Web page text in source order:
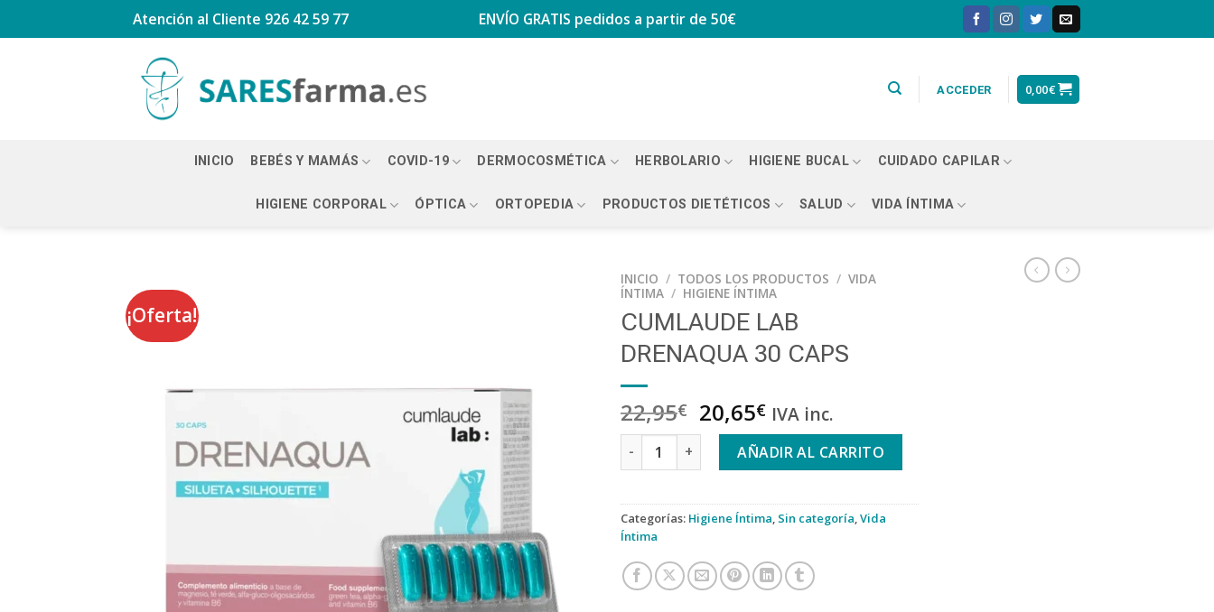
Atención al Cliente 926 42 59 77 ENVÍO GRATIS pedidos a partir de 50€
ACCEDER 0,00€
INICIO BEBÉS Y MAMÁS COVID-19 DERMOCOSMÉTICA HERBOLARIO HIGIENE BUCAL CUIDADO CAPILAR
HIGIENE CORPORAL ÓPTICA ORTOPEDIA PRODUCTOS DIETÉTICOS SALUD VIDA ÍNTIMA
¡Oferta!
INICIO / TODOS LOS PRODUCTOS / VIDA
ÍNTIMA / HIGIENE ÍNTIMA
CUMLAUDE LAB
DRENAQUA 30 CAPS
22,95€ 20,65€ IVA inc.
CUMLAUDE LAB DRENAQUA 30 CAPS cantidad
AÑADIR AL CARRITO
Categorías: Higiene Íntima, Sin categoría,Vida
Íntima